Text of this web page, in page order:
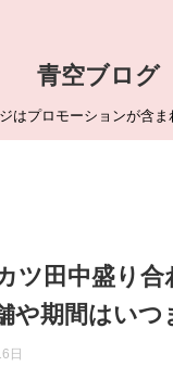
青空ブログ
はプロモーションが含ま
ツ田中盛り合
や期間はいつ
日